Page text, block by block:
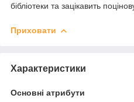
бібліотеки та зацікавить
Приховати
Характеристики
Основні атрибути